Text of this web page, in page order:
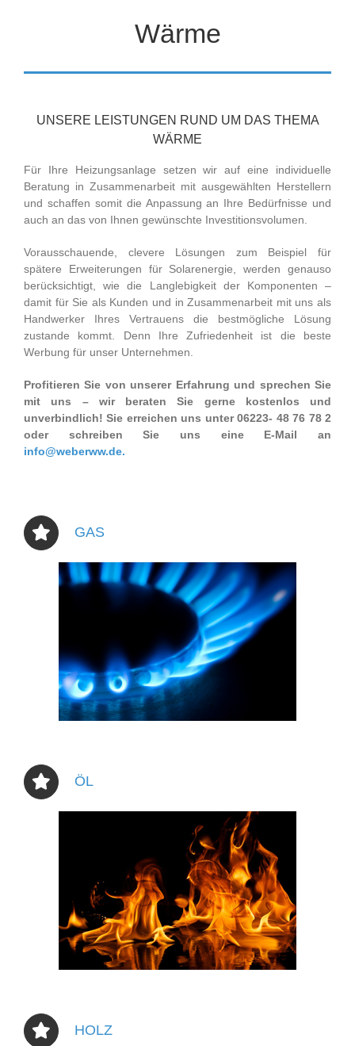
Wärme
UNSERE LEISTUNGEN RUND UM DAS THEMA
WÄRME
Für Ihre Heizungsanlage setzen wir auf eine individuelle
Beratung in Zusammenarbeit mit ausgewählten Herstellern
und schaffen somit die Anpassung an Ihre Bedürfnisse und
auch an das von Ihnen gewünschte Investitionsvolumen.
Vorausschauende, clevere Lösungen zum Beispiel für
spätere Erweiterungen für Solarenergie, werden genauso
berücksichtigt, wie die Langlebigkeit der Komponenten –
damit für Sie als Kunden und in Zusammenarbeit mit uns als
Handwerker Ihres Vertrauens die bestmögliche Lösung
zustande kommt. Denn Ihre Zufriedenheit ist die beste
Werbung für unser Unternehmen.
Profitieren Sie von unserer Erfahrung und sprechen Sie
mit uns – wir beraten Sie gerne kostenlos und
unverbindlich!Sie erreichen uns unter 06223- 48 76 78 2
oder schreiben Sie uns eine E-Mail an
info@weberww.de.
GAS
ÖL
HOLZ